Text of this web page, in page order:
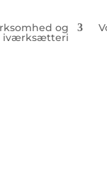
og
iværksætteri